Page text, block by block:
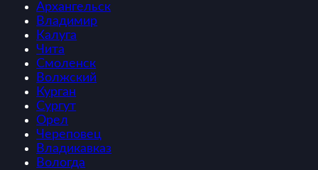
Архангельск
Владимир
Калуга
Чита
Смоленск
Волжский
Курган
Сургут
Орел
Череповец
Владикавказ
Вологда